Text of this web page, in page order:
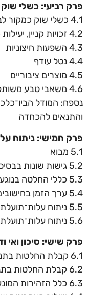
פרק רביעי: כשלי שוק
4.1 כשלי שוק כמקור לבעיות הסביבה
4.2 זכויות קניין, יעילות כלכלית ובעיות סביבה
4.3 השפעות חיצוניות
4.4 נטל עודף
4.5 מוצרים ציבוריים
4.6 משאבי טבע משותפים
נספח: המודל
והתנאים להכחדה
פרק חמישי: ניתוח
5.1 מבוא
5.2 גישות שונות בבסיס ניתוח עלות־תועלת
5.3 כללי החלטה בנוגע לכדאיות הסטטית של פרויקטים
5.4 ערך הזמן בחישובים כלכליים
5.5 ניתוח עלות־תועלת של היבטים סביבתיים
5.6 ניתוח עלות־תועלת של סכר הטליקו
פרק שישי: סיכון ואי
6.1 קבלת החלטות בתנאי סיכון
6.2 קבלת החלטות בתנאי אי ודאות
6.3 כלל הזהירות המונעת